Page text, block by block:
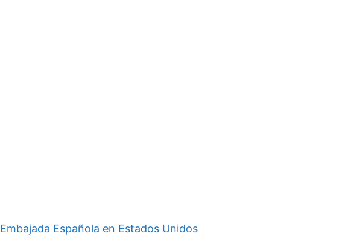
Embajada Española en Estados Unidos